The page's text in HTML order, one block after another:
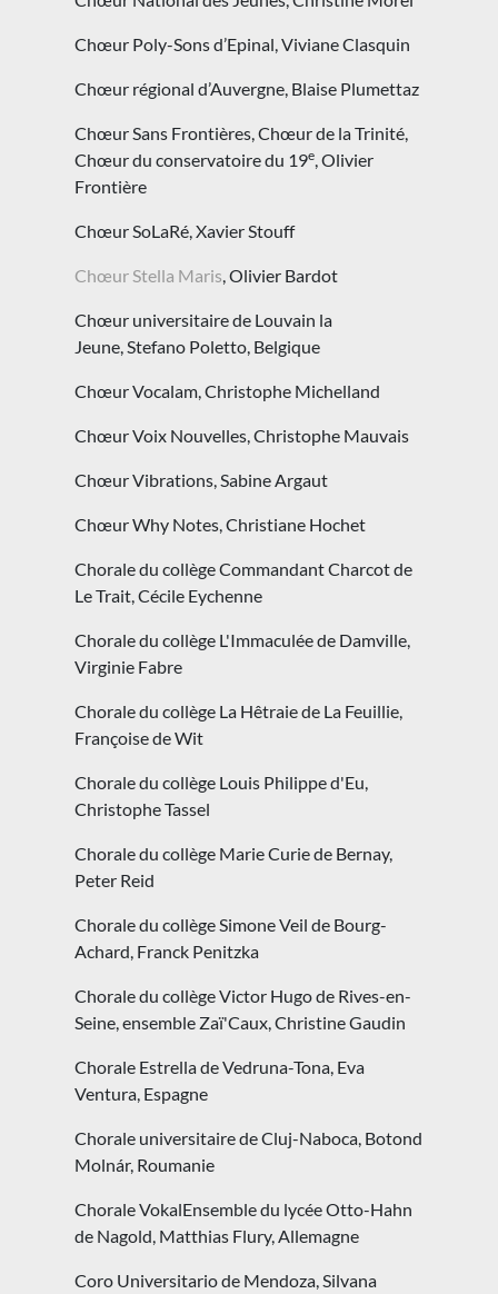
Chœur Poly-Sons d’Epinal, Viviane Clasquin
Chœur régional d’Auvergne, Blaise Plumettaz
Chœur Sans Frontières, Chœur de la Trinité,
Chœur du conservatoire du 19e , Olivier
Frontière
Chœur SoLaRé, Xavier Stouff
Chœur Stella Maris , Olivier Bardot
Chœur universitaire de Louvain la
Jeune, Stefano Poletto, Belgique
Chœur Vocalam, Christophe Michelland
Chœur Voix Nouvelles, Christophe Mauvais
Chœur Vibrations, Sabine Argaut
Chœur Why Notes, Christiane Hochet
Chorale du collège Commandant Charcot de
Le Trait, Cécile Eychenne
Chorale du collège L'Immaculée de Damville,
Virginie Fabre
Chorale du collège La Hêtraie de La Feuillie,
Françoise de Wit
Chorale du collège Louis Philippe d'Eu,
Christophe Tassel
Chorale du collège Marie Curie de Bernay,
Peter Reid
Chorale du collège Simone Veil de Bourg-
Achard, Franck Penitzka
Chorale du collège Victor Hugo de Rives-en-
Seine, ensemble Zaï'Caux, Christine Gaudin
Chorale Estrella de Vedruna-Tona, Eva
Ventura, Espagne
Chorale universitaire de Cluj-Naboca, Botond
Molnár, Roumanie
Chorale VokalEnsemble du lycée Otto-Hahn
de Nagold, Matthias Flury, Allemagne
Coro Universitario de Mendoza, Silvana